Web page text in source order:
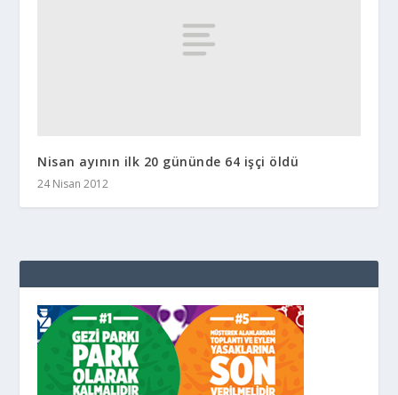
Nisan ayının ilk 20 gününde 64 işçi öldü
24 Nisan 2012